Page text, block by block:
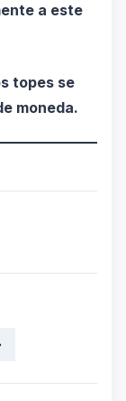
a este
topes se
moneda.